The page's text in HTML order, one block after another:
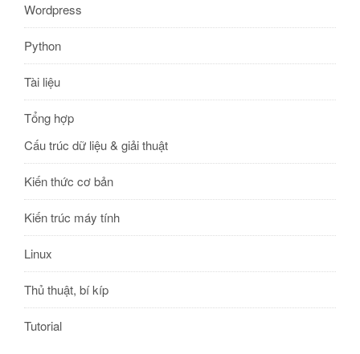
Wordpress
Python
Tài liệu
Tổng hợp
Cấu trúc dữ liệu & giải thuật
Kiến thức cơ bản
Kiến trúc máy tính
Linux
Thủ thuật, bí kíp
Tutorial